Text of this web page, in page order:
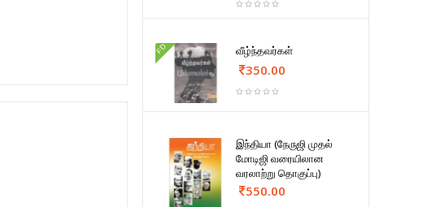
FD வீழ்ந்தவர்கள்
350.00
இந்தியா (நேருஜி முதல்
மோடிஜி வரையிலான
வரலாற்று தொகுப்பு)
550.00